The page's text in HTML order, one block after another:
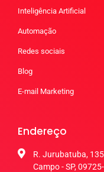
Inteligência Artificial
Automação
Redes sociais
Blog
E-mail Marketing
Endereço
R. Jurubatuba,
Campo - SP,